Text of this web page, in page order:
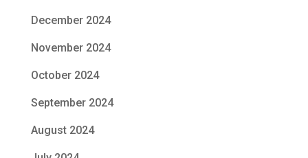
December 2024
November 2024
October 2024
September 2024
August 2024